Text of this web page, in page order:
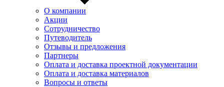
О компании
Акции
Сотрудничество
Путеводитель
Отзывы и предложения
Партнеры
Оплата и доставка проектной документации
Оплата и доставка материалов
Вопросы и ответы